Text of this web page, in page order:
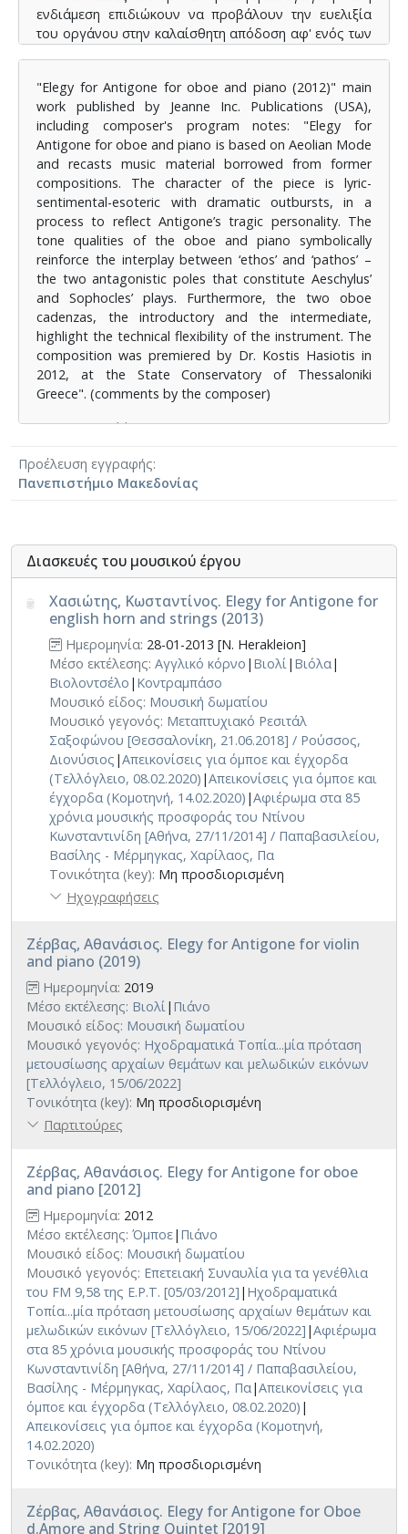
ενδιάμεση επιδιώκουν να προβάλουν την ευελιξία
του οργάνου στην καλαίσθητη απόδοση αφ' ενός των
σε πρώτη παγκόσμια εκτέλεση στις 05.03.2012 στο
πλαίσιο επετειακής εκδήλωσης γενεθλίων του
Ραδιοφώνου 9,58 FM της Ελληνικής Ραδιοφωνίας
Τηλεόρασης (Ε.Ρ.Τ.) στην Αίθουσα "Μελίνα
Μερκούρη" του Κρατικού Ωδείου Θεσσαλονίκης από
τον διακεκριμένο ομποϊστα δρ. Κωστή Χασιώτη και
την Ρέα Γκούγκα στο πιάνο. (σχόλια του συνθέτη)
"Elegy for Antigone for oboe and piano (2012)" main
work published by Jeanne Inc. Publications (USA),
including composer's program notes: "Elegy for
Antigone for oboe and piano is based on Aeolian Mode
and recasts music material borrowed from former
compositions. The character of the piece is lyric-
sentimental-esoteric with dramatic outbursts, in a
process to reflect Antigone’s tragic personality. The
tone qualities of the oboe and piano symbolically
reinforce the interplay between ‘ethos’ and ‘pathos’ –
the two antagonistic poles that constitute Aeschylus’
and Sophocles’ plays. Furthermore, the two oboe
cadenzas, the introductory and the intermediate,
highlight the technical flexibility of the instrument. The
composition was premiered by Dr. Kostis Hasiotis in
2012, at the State Conservatory of Thessaloniki
Greece". (comments by the composer)
⟶Jeanne Publications ISMN: 979-0-3019-0035-2
Προέλευση εγγραφής
Πανεπιστήμιο Μακεδονίας
Διασκευές του μουσικού έργου
Χασιώτης, Κωσταντίνος. Elegy for Antigone for
english horn and strings (2013)
Ημερομηνία: 28-01-2013 [N. Herakleion]
Μέσο εκτέλεσης:Αγγλικό κόρνο | Βιολί| Βιόλα|
Βιολοντσέλο | Κοντραμπάσο
Μουσικό είδος: Μουσική δωματίου
Μουσικό γεγονός: Μεταπτυχιακό Ρεσιτάλ
Σαξοφώνου [Θεσσαλονίκη, 21.06.2018] / Ρούσσος,
Διονύσιος |Απεικονίσεις για όμποε και έγχορδα
(Τελλόγλειο, 08.02.2020) |Απεικονίσεις για όμποε και
έγχορδα (Κομοτηνή, 14.02.2020) |Αφιέρωμα στα 85
χρόνια μουσικής προσφοράς του Ντίνου
Κωνσταντινίδη [Αθήνα, 27/11/2014] / Παπαβασιλείου,
Βασίλης - Μέρμηγκας, Χαρίλαος, Πα
Τονικότητα (key): Μη προσδιορισμένη
Ηχογραφήσεις
Ζέρβας, Αθανάσιος. Elegy for Antigone for violin
and piano (2019)
Ημερομηνία: 2019
Μέσο εκτέλεσης: Βιολί| Πιάνο
Μουσικό είδος: Μουσική δωματίου
Μουσικό γεγονός: Ηχοδραματικά Τοπία...μία πρόταση
μετουσίωσης αρχαίων θεμάτων και μελωδικών εικόνων
[Τελλόγλειο, 15/06/2022]
Τονικότητα (key): Μη προσδιορισμένη
Παρτιτούρες
Ζέρβας, Αθανάσιος. Elegy for Antigone for oboe
and piano [2012]
Ημερομηνία: 2012
Μέσο εκτέλεσης: Όμποε| Πιάνο
Μουσικό είδος: Μουσική δωματίου
Μουσικό γεγονός: Επετειακή Συναυλία για τα γενέθλια
του FM 9,58 της Ε.Ρ.Τ. [05/03/2012] | Ηχοδραματικά
Τοπία...μία πρόταση μετουσίωσης αρχαίων θεμάτων και
μελωδικών εικόνων [Τελλόγλειο, 15/06/2022] |Αφιέρωμα
στα 85 χρόνια μουσικής προσφοράς του Ντίνου
Κωνσταντινίδη [Αθήνα, 27/11/2014] / Παπαβασιλείου,
Βασίλης - Μέρμηγκας, Χαρίλαος, Πα|Απεικονίσεις για
όμποε και έγχορδα (Τελλόγλειο, 08.02.2020) |
Απεικονίσεις για όμποε και έγχορδα (Κομοτηνή,
14.02.2020)
Τονικότητα (key): Μη προσδιορισμένη
Ζέρβας, Αθανάσιος. Elegy for Antigone for Oboe
d.Amore and String Quintet [2019]